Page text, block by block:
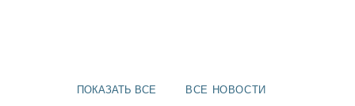
ПОКАЗАТЬ ВСЕ ВСЕ НОВОСТИ